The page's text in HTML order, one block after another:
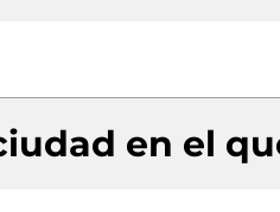
en el